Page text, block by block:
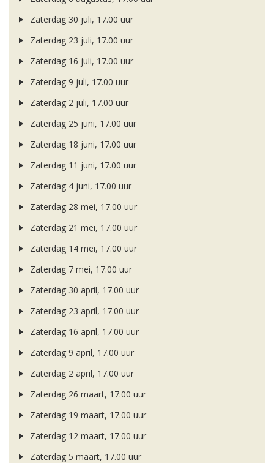
Zaterdag 30 juli, 17.00 uur
Zaterdag 23 juli, 17.00 uur
Zaterdag 16 juli, 17.00 uur
Zaterdag 9 juli, 17.00 uur
Zaterdag 2 juli, 17.00 uur
Zaterdag 25 juni, 17.00 uur
Zaterdag 18 juni, 17.00 uur
Zaterdag 11 juni, 17.00 uur
Zaterdag 4 juni, 17.00 uur
Zaterdag 28 mei, 17.00 uur
Zaterdag 21 mei, 17.00 uur
Zaterdag 14 mei, 17.00 uur
Zaterdag 7 mei, 17.00 uur
Zaterdag 30 april, 17.00 uur
Zaterdag 23 april, 17.00 uur
Zaterdag 16 april, 17.00 uur
Zaterdag 9 april, 17.00 uur
Zaterdag 2 april, 17.00 uur
Zaterdag 26 maart, 17.00 uur
Zaterdag 19 maart, 17.00 uur
Zaterdag 12 maart, 17.00 uur
Zaterdag 5 maart, 17.00 uur